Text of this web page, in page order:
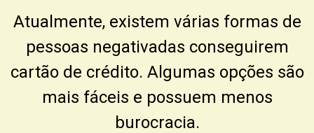
Atualmente, existem várias formas de
pessoas negativadas conseguirem
cartão de crédito. Algumas opções são
mais fáceis e possuem menos
burocracia.